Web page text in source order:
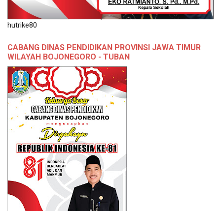
hutrike80
CABANG DINAS PENDIDIKAN PROVINSI JAWA TIMUR
WILAYAH BOJONEGORO - TUBAN